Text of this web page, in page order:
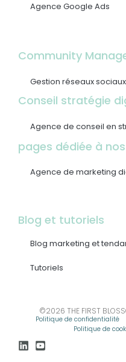
Agence Google Ads
Community
Gestion réseaux sociaux
Conseil stratégie
Agence de conseil en
pages dédiée à
Agence de marketing
Blog et tutoriels
Blog marketing et
Tutoriels
©2026 THE FIRST
Politique de confidentialité
Politique de